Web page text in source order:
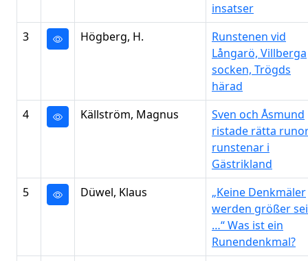
insatser
3
Högberg, H.
Runstenen vid
Långarö, Villberga
socken, Trögds
härad
4
Källström, Magnus
Sven och Åsmund
ristade rätta
runstenar i
Gästrikland
5
Düwel, Klaus
„Keine Denkmäler
werden größer
…“ Was ist ein
Runendenkmal?